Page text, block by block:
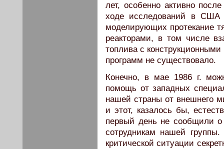
лет, особенно активно
ходе исследований в США
моделирующих протекание
реакторами, в том числе
топлива с
программ не существовало.
Конечно, в мае 1986 г.
помощь от западных
нашей страны от внешнего
и этот, казалось бы,
первый день не сообщили
сотрудникам нашей
критической ситуации